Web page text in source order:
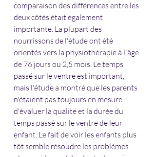
comparaison des différences entre les
deux côtés était également
importante. La plupart des
nourrissons de l'étude ont été
orientés vers la physiothérapie à l'âge
de 76 jours ou 2,5 mois. Le temps
passé sur le ventre est important,
mais l'étude a montré que les parents
n'étaient pas toujours en mesure
d'évaluer la qualité et la durée du
temps passé sur le ventre de leur
enfant. Le fait de voir les enfants plus
tôt semble résoudre les problèmes